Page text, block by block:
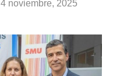
4 noviembre, 2025